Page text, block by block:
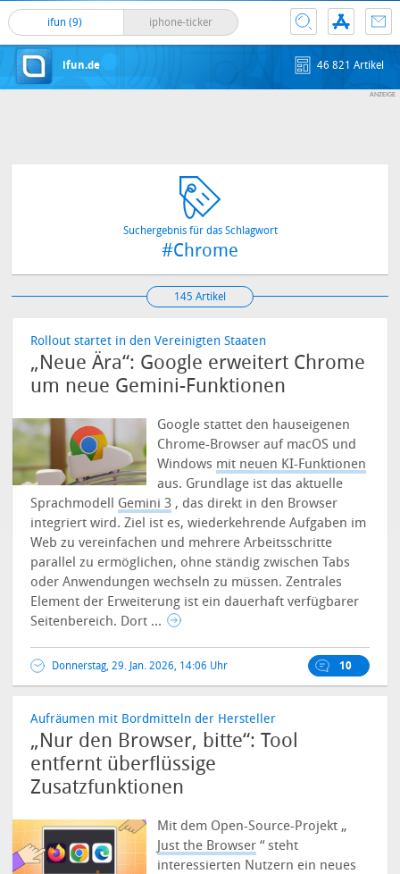
ifun (9) iphone-ticker
ifun.de 46 821 Artikel
Suchergebnis für das Schlagwort
#Chrome
145 Artikel
Rollout startet in den Vereinigten Staaten
„Neue Ära“: Google erweitert Chrome
um neue Gemini-Funktionen
Google stattet den hauseigenen
Chrome-Browser auf macOS und
Windows mit neuen KI-Funktionen
aus. Grundlage ist das aktuelle
Sprachmodell Gemini 3 , das direkt in den Browser
integriert wird. Ziel ist es, wiederkehrende Aufgaben im
Web zu vereinfachen und mehrere Arbeitsschritte
parallel zu ermöglichen, ohne ständig zwischen Tabs
oder Anwendungen wechseln zu müssen.Zentrales
Element der Erweiterung ist ein dauerhaft verfügbarer
Seitenbereich. Dort ...
Donnerstag, 29. Jan. 2026, 14:06 Uhr 10
Aufräumen mit Bordmitteln der Hersteller
„Nur den Browser, bitte“: Tool
entfernt überflüssige
Zusatzfunktionen
Mit dem Open-Source-Projekt „
Just the Browser “ steht
interessierten Nutzern ein neues